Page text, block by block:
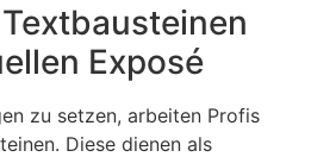
Exposé
zu setzen, arbeiten Profis
Diese dienen als